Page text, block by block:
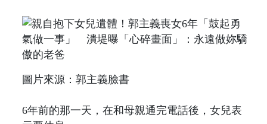
圖片來源：郭主義臉書
6年前的那一天，在和母親通完電話後，女兒表